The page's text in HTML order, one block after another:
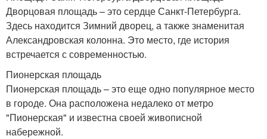
Дворцовая площадь – это сердце Санкт-Петербурга.
Здесь находится Зимний дворец, а также знаменитая
Александровская колонна. Это место, где история
встречается с современностью.
Пионерская площадь
Пионерская площадь – это еще одно популярное место
в городе. Она расположена недалеко от метро
"Пионерская" и известна своей живописной
набережной.